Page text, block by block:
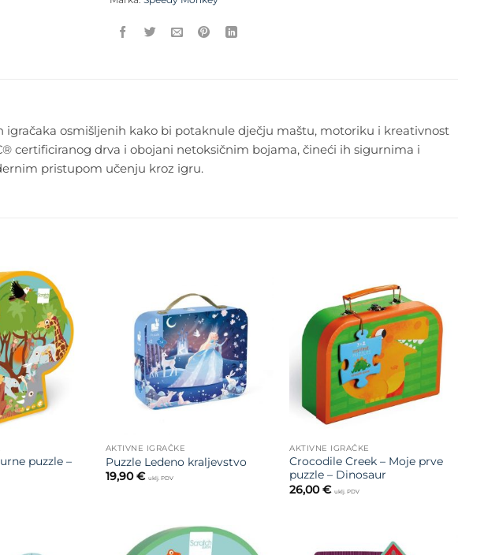
osmišljenih kako bi potaknule dječju maštu, motoriku i kreativnost
certificiranog drva i obojani netoksičnim bojama, čineći ih sigurnima i
pristupom učenju kroz igru.
Dodajte
na listu
želja
puzzle –
Dodajte
na listu
želja
AKTIVNE IGRAČKE
Puzzle Ledeno kraljevstvo
19,90€ uklj. PDV
Dodajte
na listu
želja
AKTIVNE IGRAČKE
Crocodile Creek – Moje prve
puzzle – Dinosaur
26,00€ uklj. PDV